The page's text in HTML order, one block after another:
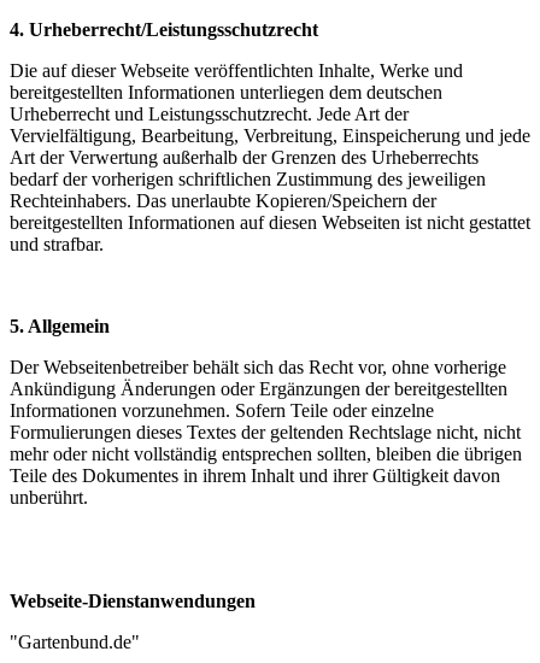
4. Urheberrecht/Leistungsschutzrecht
Die auf dieser Webseite veröffentlichten Inhalte, Werke und
bereitgestellten Informationen unterliegen dem deutschen
Urheberrecht und Leistungsschutzrecht. Jede Art der
Vervielfältigung, Bearbeitung, Verbreitung, Einspeicherung und jede
Art der Verwertung außerhalb der Grenzen des Urheberrechts
bedarf der vorherigen schriftlichen Zustimmung des jeweiligen
Rechteinhabers. Das unerlaubte Kopieren/Speichern der
bereitgestellten Informationen auf diesen Webseiten ist nicht gestattet
und strafbar.
5. Allgemein
Der Webseitenbetreiber behält sich das Recht vor, ohne vorherige
Ankündigung Änderungen oder Ergänzungen der bereitgestellten
Informationen vorzunehmen. Sofern Teile oder einzelne
Formulierungen dieses Textes der geltenden Rechtslage nicht, nicht
mehr oder nicht vollständig entsprechen sollten, bleiben die übrigen
Teile des Dokumentes in ihrem Inhalt und ihrer Gültigkeit davon
unberührt.
Webseite-Dienstanwendungen
"Gartenbund.de"